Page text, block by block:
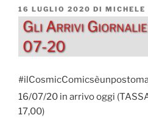
PUBBLICATO
IL
16 LUGLIO 2020 DI MICHELE
Gli Arrivi
07-20
16/07/20 in arrivo oggi
17,00)